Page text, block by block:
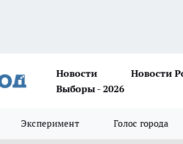
Новости Новости
Выборы - 2026
Эксперимент Голос города